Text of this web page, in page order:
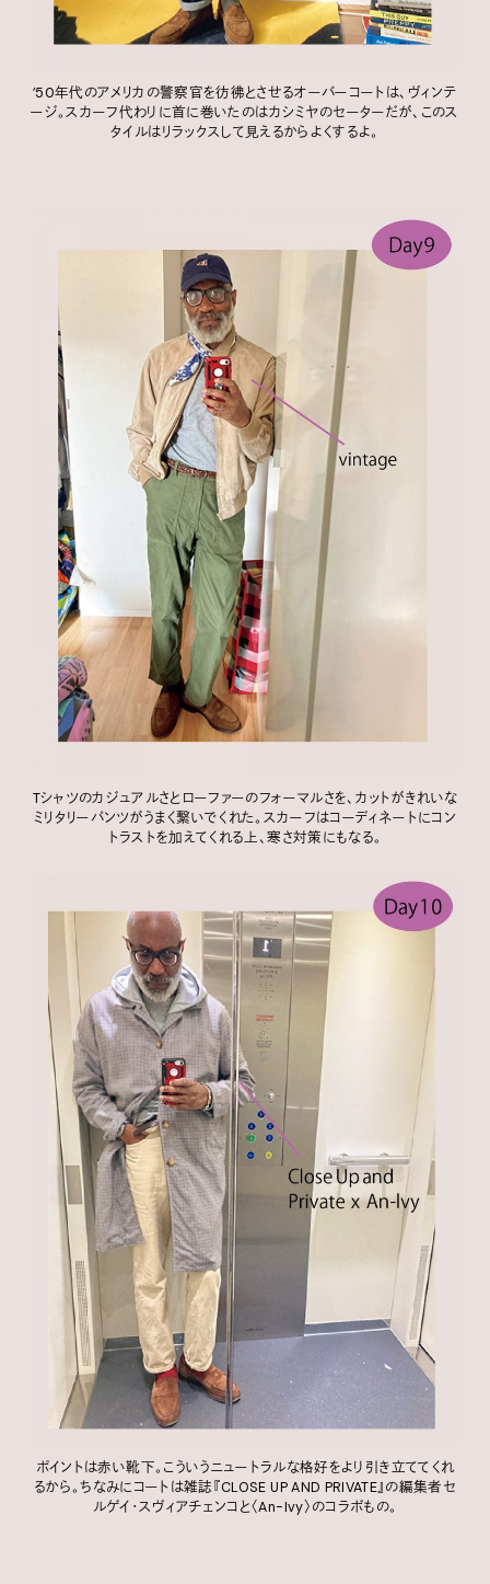
’50年代のアメリカの警察官を彷彿とさせるオーバーコートは、ヴィンテ
ージ。スカーフ代わりに首に巻いたのはカシミヤのセーターだが、このス
タイルはリラックスして見えるからよくするよ。
Tシャツのカジュアルさとローファーのフォーマルさを、カットがきれいな
ミリタリーパンツがうまく繋いでくれた。スカーフはコーディネートにコン
トラストを加えてくれる上、寒さ対策にもなる。
ポイントは赤い靴下。こういうニュートラルな格好をより引き立ててくれ
るから。ちなみにコートは雑誌『CLOSE UP AND PRIVATE』の編集者セ
ルゲイ・スヴィアチェンコと〈An-Ivy〉のコラボもの。